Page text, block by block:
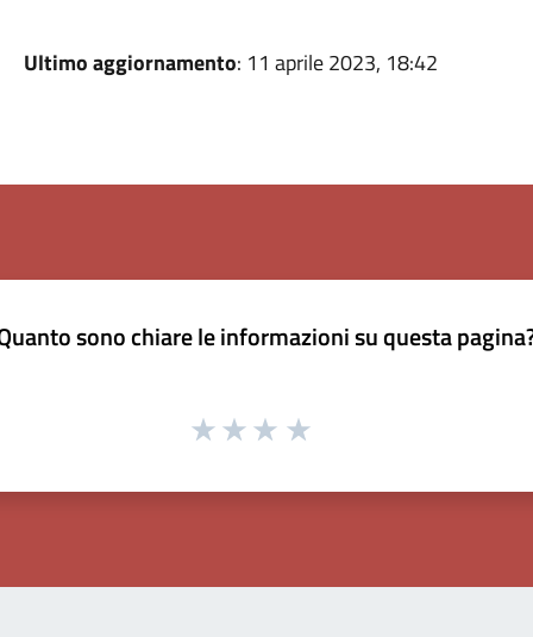
Ultimo aggiornamento: 11 aprile 2023, 18:42
sono chiare le informazioni su questa